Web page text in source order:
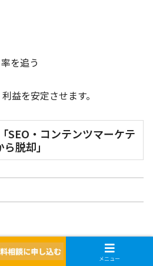
を追う
益を安定させます。
SEO・コンテンツマーケテ
脱却」
〇 比較」「〇〇 選び方」など
メニュー